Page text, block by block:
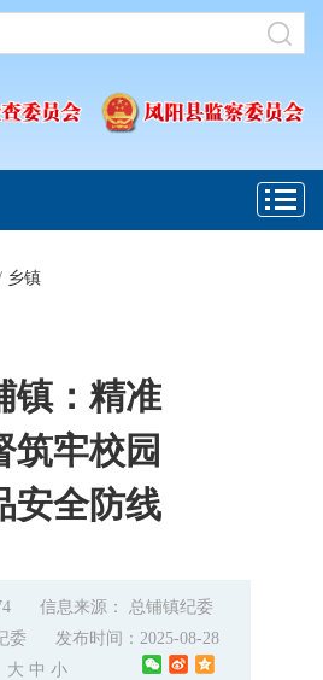
乡镇
镇：精准
筑牢校园
安全防线
信息来源： 总铺镇纪委
委
发布时间：2025-08-28
大 中 小